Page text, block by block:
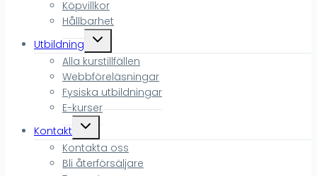
Köpvillkor
Hållbarhet
Utbildning
Toggle
child
menu
Alla kurstillfällen
Webbföreläsningar
Fysiska utbildningar
E-kurser
Kontakt
Toggle
child
menu
Kontakta oss
Bli återförsäljare